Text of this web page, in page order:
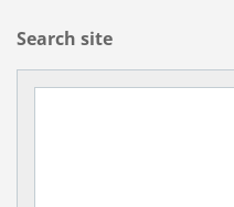
Search site